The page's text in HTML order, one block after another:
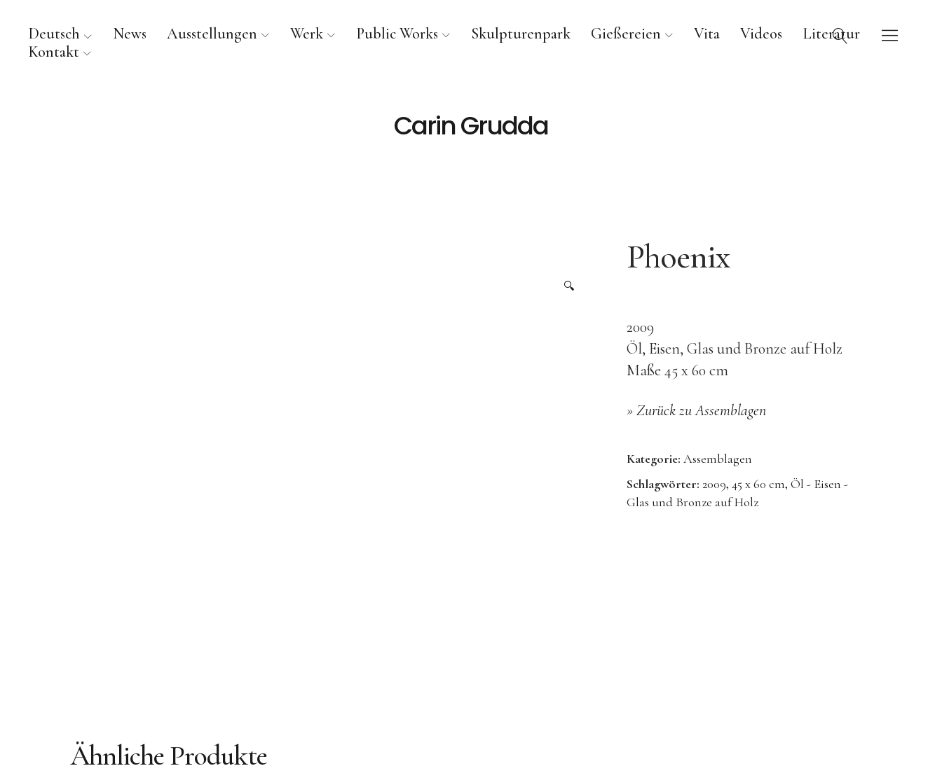
Deutsch News Ausstellungen Werk Public Works Skulpturenpark Gießereien Vita Videos
Literatur
Kontakt
Carin Grudda
🔍
Phoenix
2009
Öl, Eisen, Glas und Bronze auf Holz
Maße 45 x 60 cm
»Zurück zu Assemblagen
Kategorie: Assemblagen
Schlagwörter: 2009, 45 x 60 cm, Öl - Eisen -
Glas und Bronze auf Holz
Ähnliche Produkte